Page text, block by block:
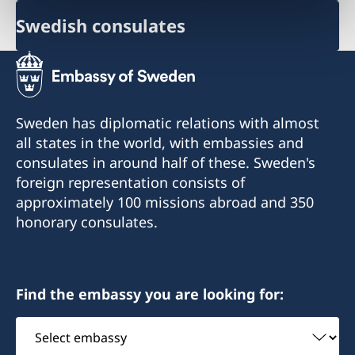
Swedish consulates
Sweden has diplomatic relations with almost
all states in the world, with embassies and
consulates in around half of these. Sweden's
foreign representation consists of
approximately 100 missions abroad and 350
honorary consulates.
Find the embassy you are looking for:
Select
embassy